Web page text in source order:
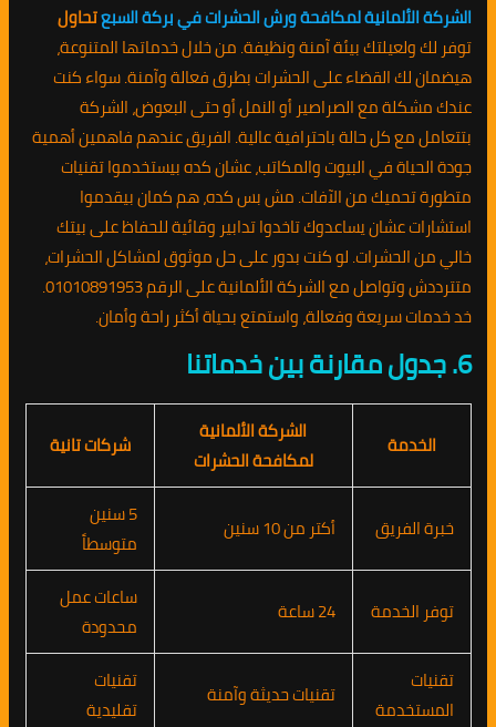
الشركة الألمانية لمكافحة ورش الحشرات في بركة السبعتحاول
توفر لك ولعيلتك بيئة آمنة ونظيفة. من خلال خدماتها المتنوعة،
هيضمان لك القضاء على الحشرات بطرق فعالة وآمنة. سواء كنت
عندك مشكلة مع الصراصير أو النمل أو حتى البعوض، الشركة
بتتعامل مع كل حالة باحترافية عالية. الفريق عندهم فاهمين أهمية
جودة الحياة في البيوت والمكاتب، عشان كده بيستخدموا تقنيات
متطورة تحميك من الآفات. مش بس كده، هم كمان بيقدموا
استشارات عشان يساعدوك تاخدوا تدابير وقائية للحفاظ على بيتك
خالي من الحشرات. لو كنت بدور على حل موثوق لمشاكل الحشرات،
متترددش وتواصل مع الشركة الألمانية على الرقم 01010891953.
خد خدمات سريعة وفعالة، واستمتع بحياة أكثر راحة وأمان.
6. جدول مقارنة بين خدماتنا
الخدمة
الشركة الألمانية
لمكافحة الحشرات
شركات تانية
خبرة الفريق أكتر من 10 سنين
5 سنين
متوسطاً
توفر الخدمة 24 ساعة
ساعات عمل
محدودة
تقنيات
المستخدمة
تقنيات حديثة وآمنة
تقنيات
تقليدية